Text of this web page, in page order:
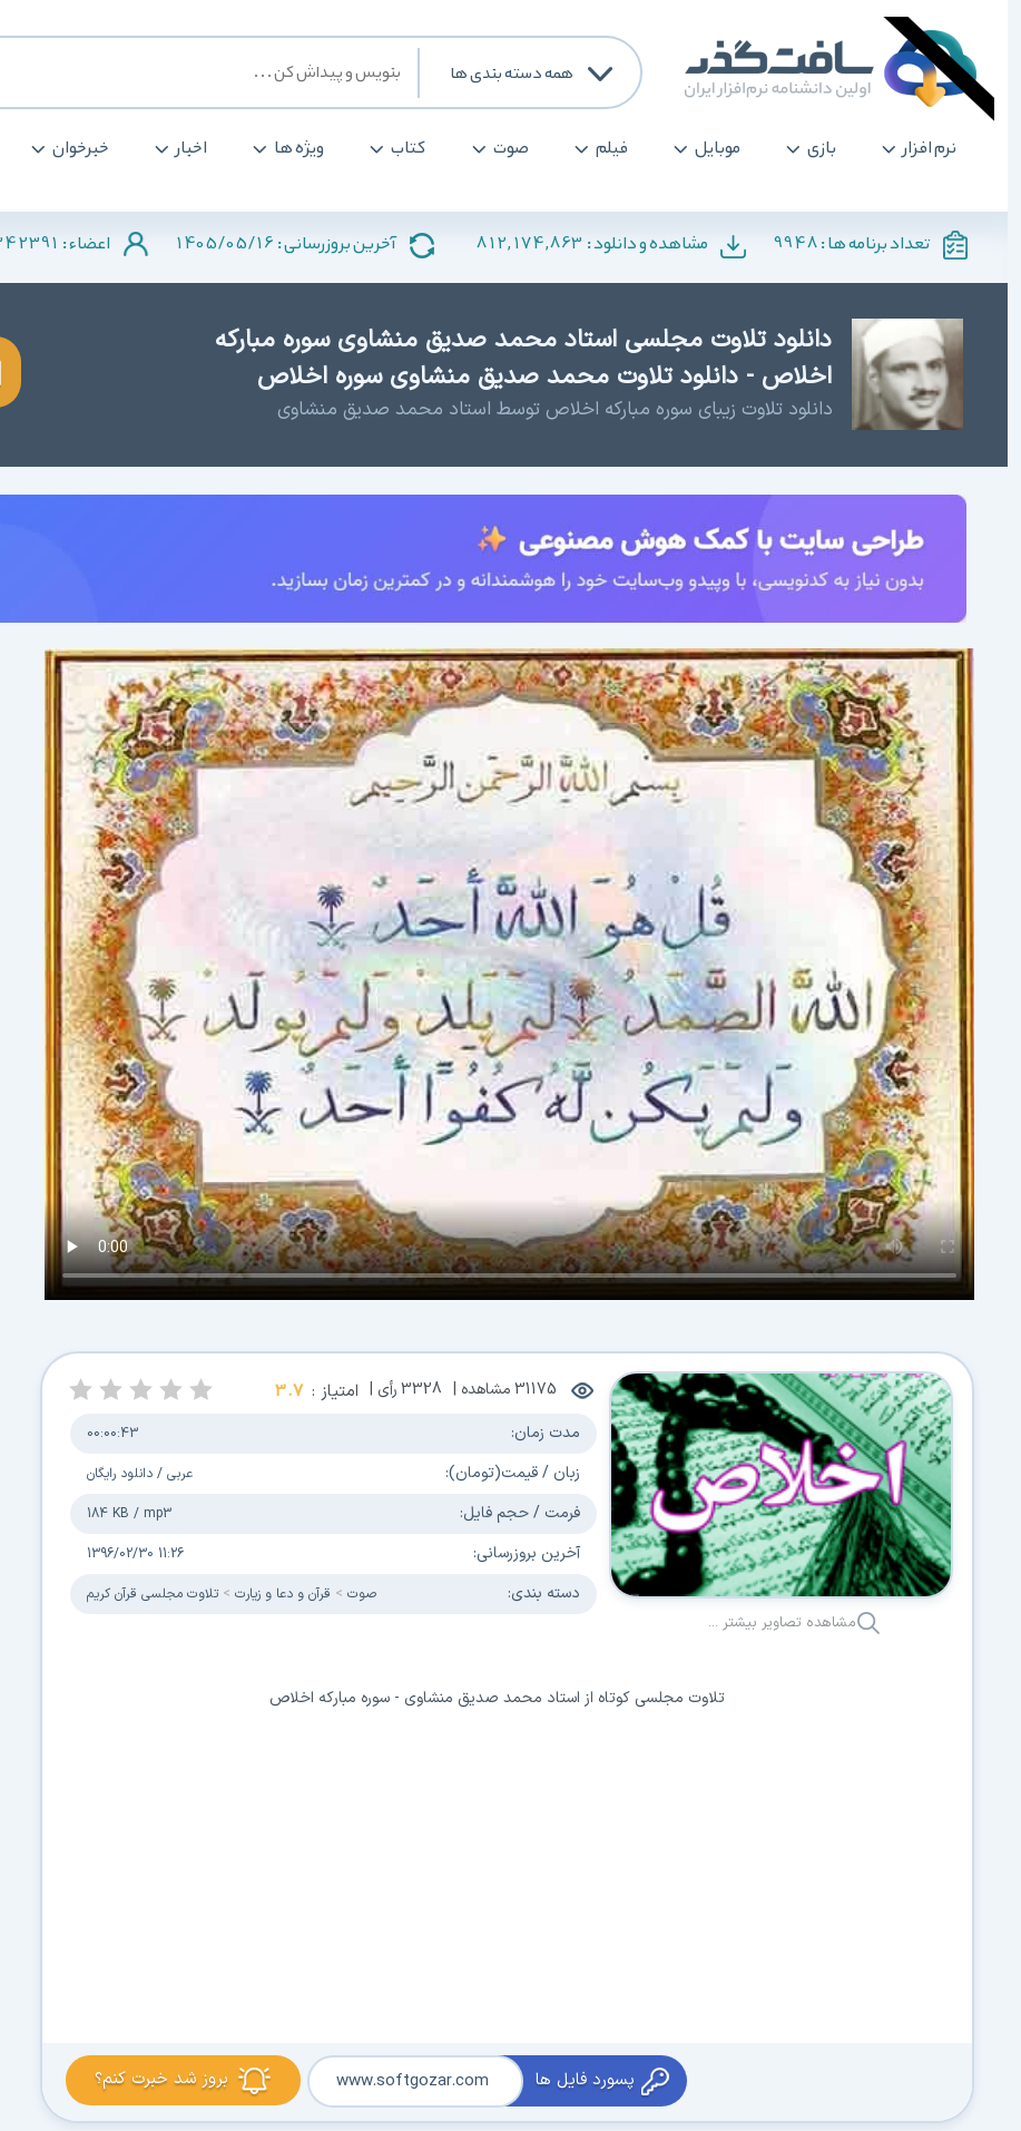
همه دسته بندی ها
نرم افزار بازی موبایل فیلم صوت کتاب ویژه ها اخبار خبرخوان
تعداد برنامه ها :9948 مشاهده و دانلود :812,174,863 آخرین بروزرسانی :1405/05/16 اعضاء :342391
دانلود تلاوت مجلسی استاد محمد صدیق منشاوی سوره مبارکه
اخلاص - دانلود تلاوت محمد صدیق منشاوی سوره اخلاص
دانلود تلاوت زیبای سوره مبارکه اخلاص توسط استاد محمد صدیق منشاوی
مشاهده تصاویر بیشتر ...
31175مشاهده | 3328رأی | امتیاز : 3.7
مدت زمان: 00:00:43
زبان / قیمت(تومان): عربی / دانلود رایگان
فرمت / حجم فایل: 184 KB /mp3
آخرین بروزرسانی: 1396/02/30 11:26
دسته بندی: صوت قرآن و دعا و زیارت تلاوت مجلسی قرآن کریم
تلاوت مجلسی کوتاه از استاد محمد صدیق منشاوی - سوره مبارکه اخلاص
بروز شد خبرت کنم؟ پسورد فایل ها www.softgozar.com